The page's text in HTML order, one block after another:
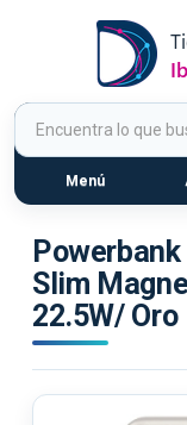
Menú
Slim
22.5W/ Oro